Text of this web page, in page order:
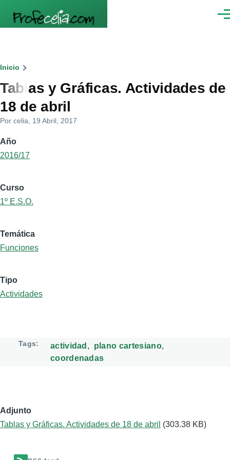
Ruta
de
navegación
Inicio
Tablas y Gráficas. Actividades de
18 de abril
Por celia , 19 Abril, 2017
Año
2016/17
Curso
1º E.S.O.
Temática
Funciones
Tipo
Actividades
Tags actividad
plano cartesiano
coordenadas
Adjunto
Tablas y Gráficas. Actividades de 18 de abril (303.38 KB)